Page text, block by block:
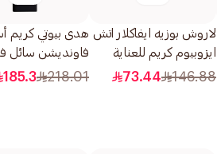
لاروش بوزيه ايفاكلار اتش
ايزوبيوم كريم للعناية
بالبشرة الجافة 40مل
146.88
73.44
هدى بيوتي كريم
فاونديشن سائل
218.01
185.3